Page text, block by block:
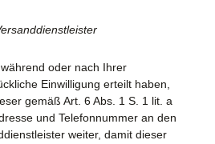
oder nach Ihrer
Einwilligung erteilt haben,
gemäß Art. 6 Abs. 1 S. 1 lit. a
und Telefonnummer an den
weiter, damit dieser